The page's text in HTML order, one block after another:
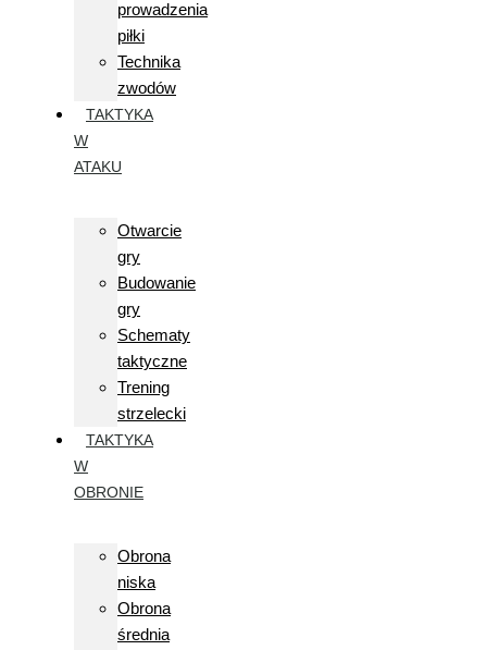
prowadzenia
piłki
Technika
zwodów
TAKTYKA
W
ATAKU
Otwarcie
gry
Budowanie
gry
Schematy
taktyczne
Trening
strzelecki
TAKTYKA
W
OBRONIE
Obrona
niska
Obrona
średnia